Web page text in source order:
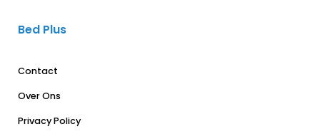
Bed Plus
Contact
Over Ons
Privacy Policy